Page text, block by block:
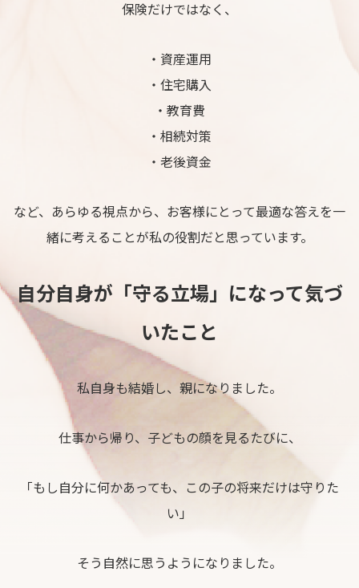
保険だけではなく、
・資産運用
・住宅購入
・教育費
・相続対策
・老後資金
など、あらゆる視点から、お客様にとって最適な答えを一
緒に考えることが私の役割だと思っています。
自分自身が「守る立場」になって気づ
いたこと
私自身も結婚し、親になりました。
仕事から帰り、子どもの顔を見るたびに、
「もし自分に何かあっても、この子の将来だけは守りた
い」
そう自然に思うようになりました。